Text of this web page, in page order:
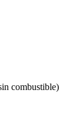
combustible)